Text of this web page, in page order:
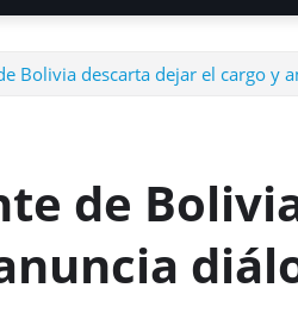
Bolivia descarta dejar el cargo y
de